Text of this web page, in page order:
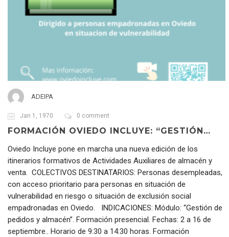
ADEIPA
Jan 1, 1970 0 comment
FORMACIÓN OVIEDO INCLUYE: “GESTIÓN…
Oviedo Incluye pone en marcha una nueva edición de los
itinerarios formativos de Actividades Auxiliares de almacén y
venta. COLECTIVOS DESTINATARIOS: Personas desempleadas,
con acceso prioritario para personas en situación de
vulnerabilidad en riesgo o situación de exclusión social
empadronadas en Oviedo. INDICACIONES: Módulo: “Gestión de
pedidos y almacén”. Formación presencial. Fechas: 2 a 16 de
septiembre.. Horario de 9:30 a 14:30 horas. Formación